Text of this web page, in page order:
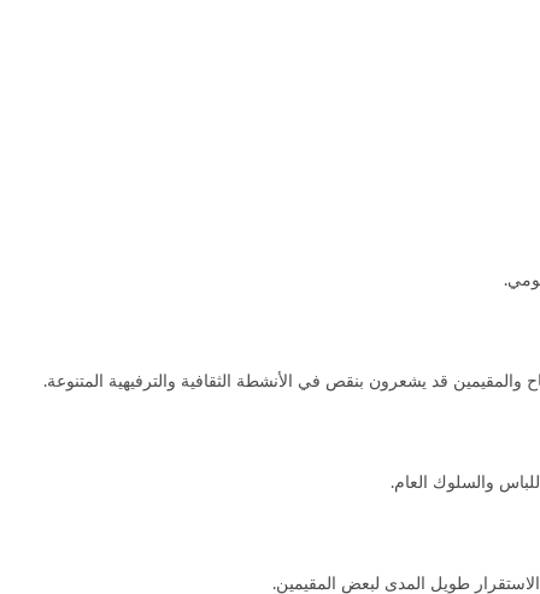
قد يشعرون بنقص في الأنشطة الثقافية والترفيهية المتنوعة.
والسلوك العام.
طويل المدى لبعض المقيمين.